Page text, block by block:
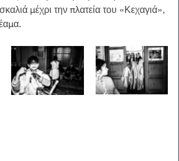
μέχρι την πλατεία του «Κεχαγιά»,